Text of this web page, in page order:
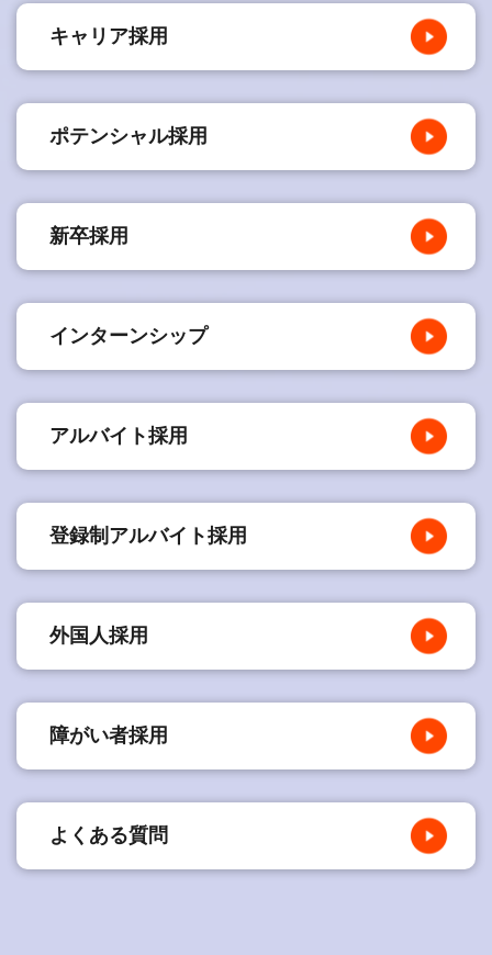
キャリア採用
ポテンシャル採用
新卒採用
インターンシップ
アルバイト採用
登録制アルバイト採用
外国人採用
障がい者採用
よくある質問